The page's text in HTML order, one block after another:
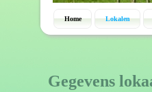
Home Lokalen
Gegevens